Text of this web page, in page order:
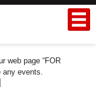
web page “FOR
any events.